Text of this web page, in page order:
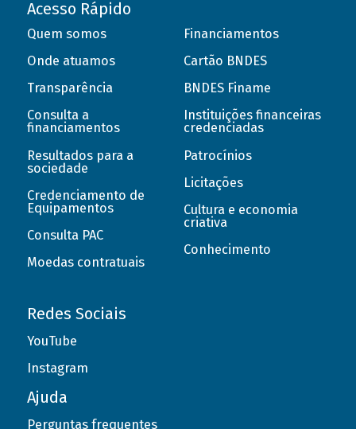
Acesso Rápido
Quem somos
Onde atuamos
Transparência
Consulta a
financiamentos
Resultados para a
sociedade
Credenciamento de
Equipamentos
Consulta PAC
Moedas contratuais
Financiamentos
Cartão BNDES
BNDES Finame
Instituições financeiras
credenciadas
Patrocínios
Licitações
Cultura e economia
criativa
Conhecimento
Redes Sociais
YouTube
Instagram
Ajuda
Perguntas frequentes